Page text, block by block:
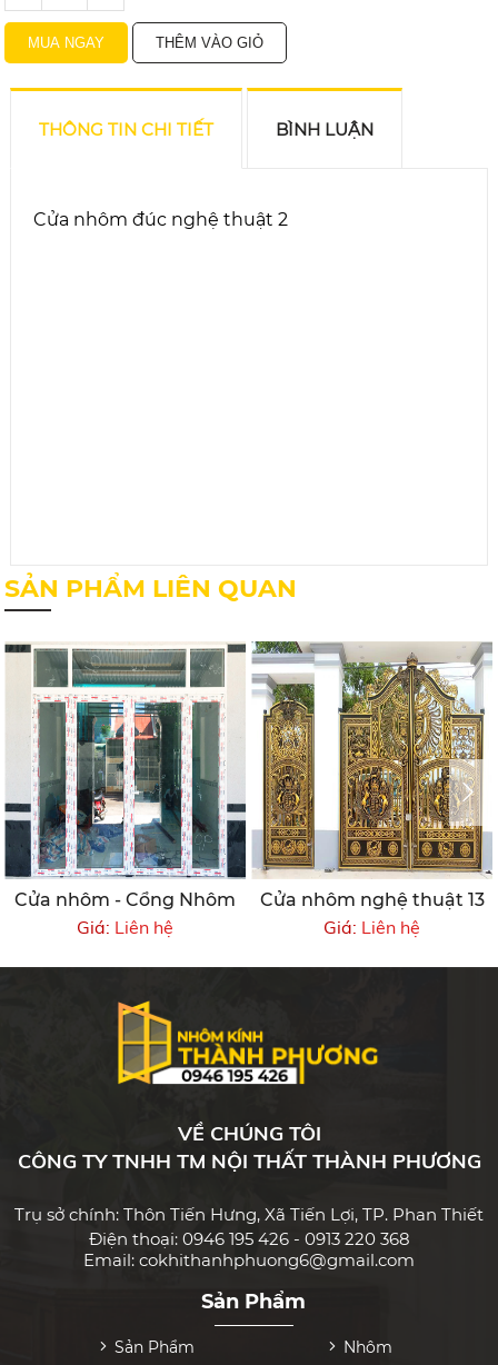
THÔNG TIN CHI TIẾT BÌNH LUẬN
Cửa nhôm đúc nghệ thuật 2
SẢN PHẨM LIÊN QUAN
Cửa nhôm - Cổng Nhôm
Giá: Liên hệ
Cửa nhôm nghệ thuật 13
Giá: Liên hệ
VỀ CHÚNG TÔI
CÔNG TY TNHH TM NỘI THẤT THÀNH PHƯƠNG
Trụ sở chính: Thôn Tiến Hưng, Xã Tiến Lợi, TP. Phan Thiết
Điện thoại: 0946 195 426 - 0913 220 368
Email: cokhithanhphuong6@gmail.com
Sản Phẩm
Sản Phẩm
Nhôm